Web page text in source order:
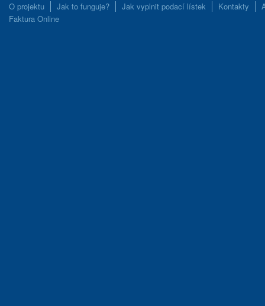
O projektu Jak to funguje? Jak vyplnit podací lístek Kontakty
Faktura Online